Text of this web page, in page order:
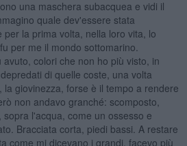
una maschera subacquea e vidi il
quale dev'essere stata
la prima volta, nella loro vita, lo
per me il mondo sottomarino.
colori che non ho più visto, in
di quelle coste, una volta
giovinezza, forse è il tempo a rendere
non andavo granché: scomposto,
l'acqua, come un ossesso e
Bracciata corta, piedi bassi. A restare
come mi dicevano i grandi, facevo più